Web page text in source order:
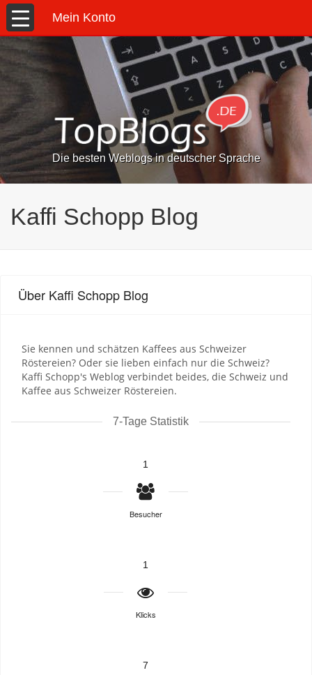
Mein Konto
Die besten Weblogs in deutscher Sprache
Kaffi Schopp Blog
Über Kaffi Schopp Blog
Sie kennen und schätzen Kaffees aus Schweizer
Röstereien? Oder sie lieben einfach nur die Schweiz?
Kaffi Schopp's Weblog verbindet beides, die Schweiz und
Kaffee aus Schweizer Röstereien.
7-Tage Statistik
1
Besucher
1
Klicks
7